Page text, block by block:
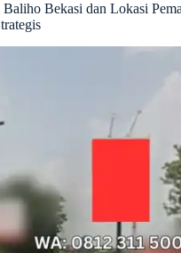
Baliho Bekasi dan Lokasi